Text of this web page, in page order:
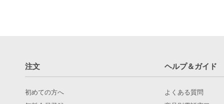
注文 ヘルプ＆ガイド
初めての方へ
よくある質問